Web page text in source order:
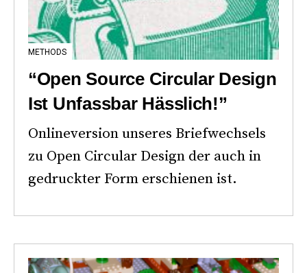
METHODS
“Open Source Circular Design
Ist Unfassbar Hässlich!”
Onlineversion unseres Briefwechsels
zu Open Circular Design der auch in
gedruckter Form erschienen ist.